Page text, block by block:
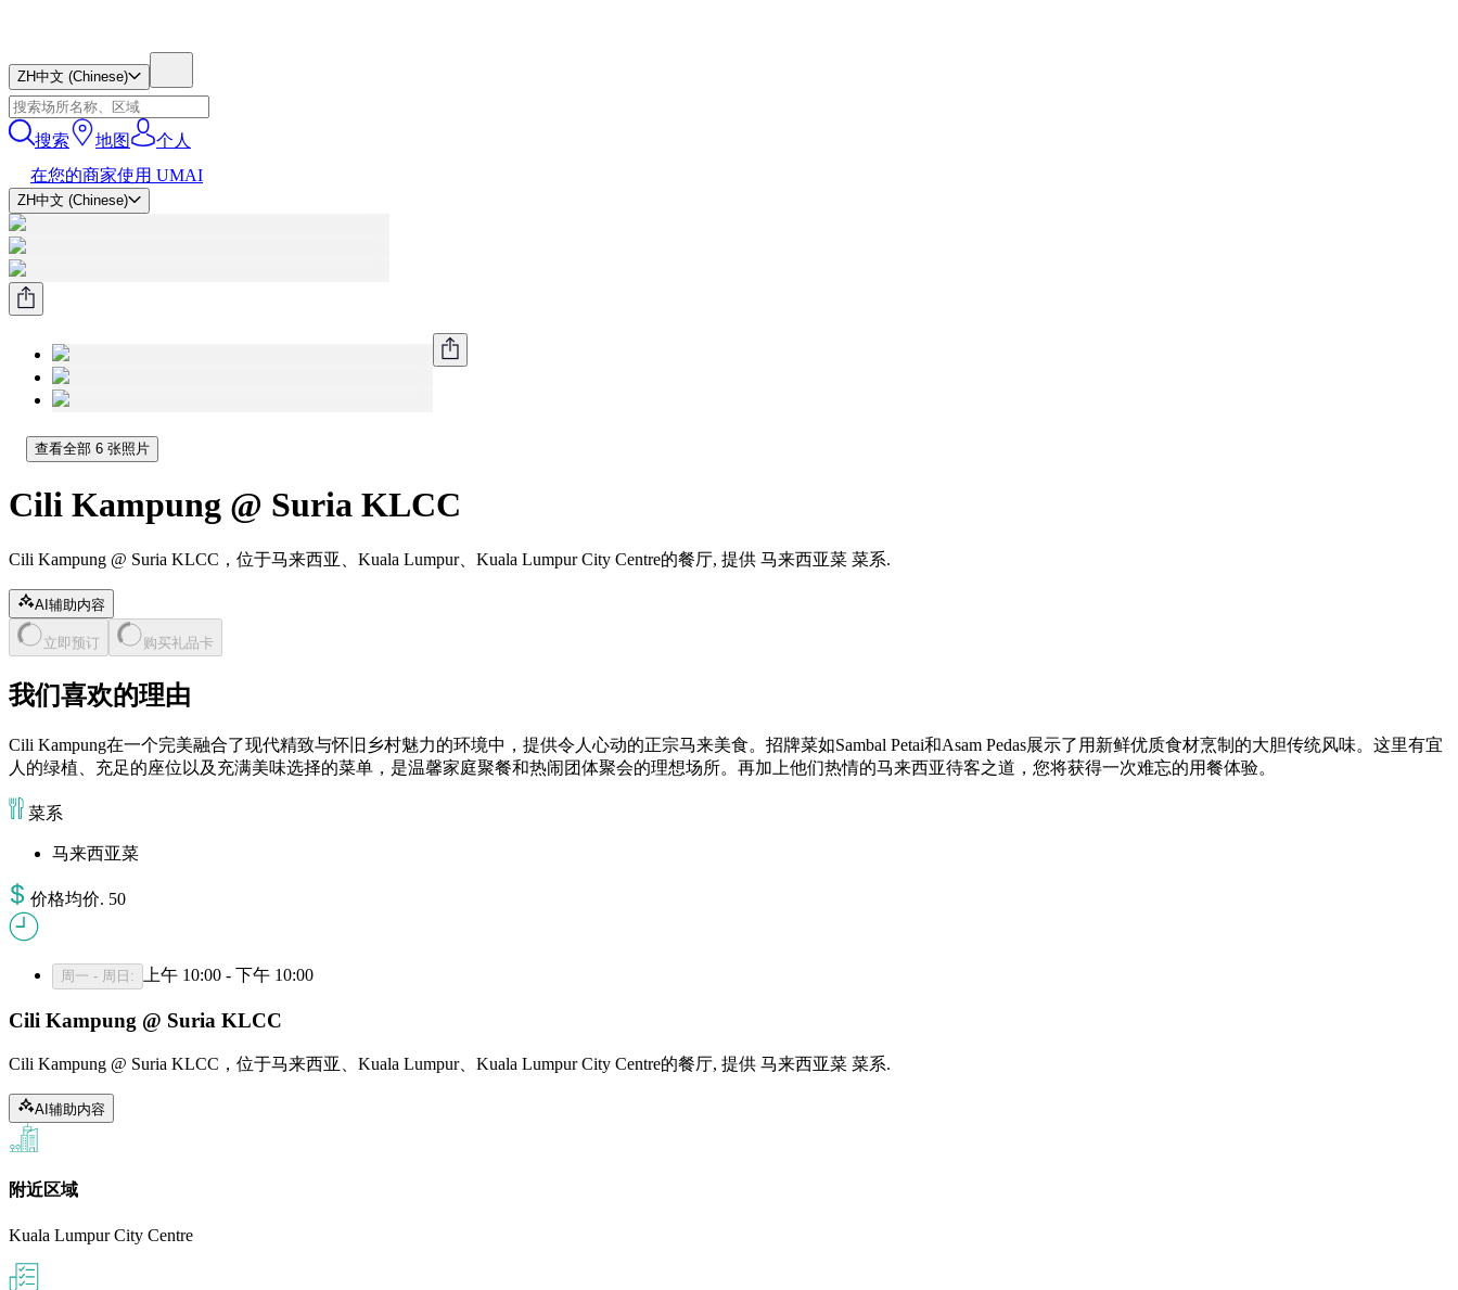
ZH中文 (Chinese)
搜索 地图
个人
在您的商家使用 UMAI
ZH中文 (Chinese)
查看全部 6 张照片
Cili Kampung @ Suria KLCC
Cili Kampung @ Suria KLCC，位于马来西亚、Kuala Lumpur、Kuala Lumpur City Centre的餐厅, 提供 马来西亚菜 菜系.
AI辅助内容
立即预订 购买礼品卡
我们喜欢的理由
Cili Kampung在一个完美融合了现代精致与怀旧乡村魅力的环境中，提供令人心动的正宗马来美食。招牌菜如Sambal Petai和Asam Pedas展示了用新鲜优质食材烹制的大胆传统风味。这里有宜
人的绿植、充足的座位以及充满美味选择的菜单，是温馨家庭聚餐和热闹团体聚会的理想场所。再加上他们热情的马来西亚待客之道，您将获得一次难忘的用餐体验。
菜系
马来西亚菜
价格均价. 50
周一 - 周日 : 上午 10:00 - 下午 10:00
Cili Kampung @ Suria KLCC
Cili Kampung @ Suria KLCC，位于马来西亚、Kuala Lumpur、Kuala Lumpur City Centre的餐厅, 提供 马来西亚菜 菜系.
AI辅助内容
附近区域
Kuala Lumpur City Centre